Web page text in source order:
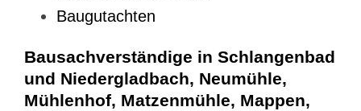
Baugutachten
Bausachverständige in Schlangenbad
und Niedergladbach, Neumühle,
Mühlenhof, Matzenmühle, Mappen,